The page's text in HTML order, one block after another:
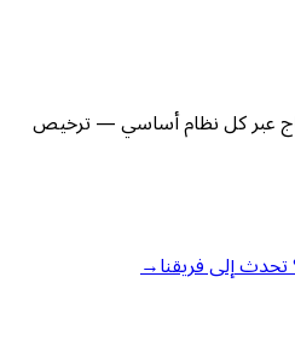
عبر كل نظام أساسي — ترخيص
إلى فريقنا→